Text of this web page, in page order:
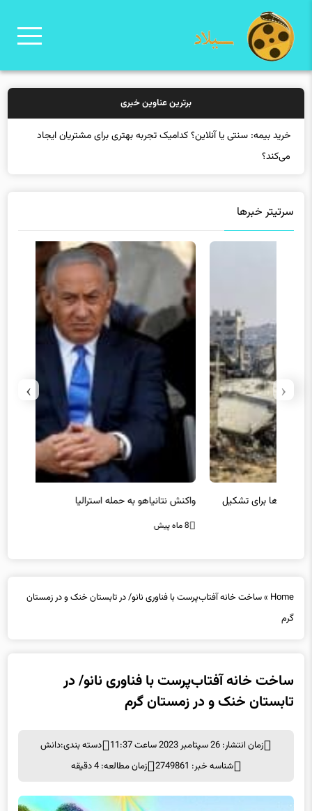
برترین عناوین خبری
خرید بیمه: سنتی یا آنلاین؟ کدامیک تجربه بهتری برای مشتریان ایجاد
می‌کند؟
سرتیتر خبرها
واکنش نتانیاهو به حمله استرالیا
‹
›
Home
»ساخت خانه آفتاب‌پرست با فناوری نانو/ در تابستان خنک و در زمستان
گرم
ساخت خانه آفتاب‌پرست با فناوری نانو/ در
تابستان خنک و در زمستان گرم
زمان انتشار: 26 سپتامبر 2023 ساعت 11:37 دسته بندی:دانش
شناسه خبر: 2749861
زمان مطالعه: 4 دقیقه